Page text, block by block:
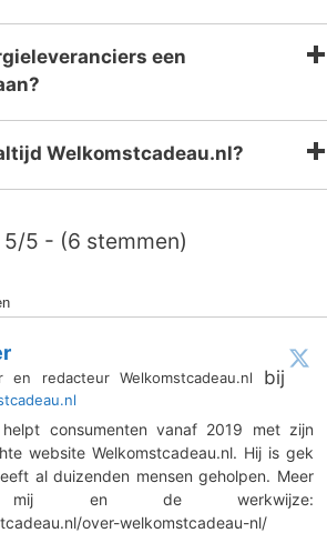
een
Welkomstcadeau.nl?
5/5 - (6 stemmen)
en redacteur Welkomstcadeau.nl bij
helpt consumenten vanaf 2019 met zijn
website Welkomstcadeau.nl. Hij is gek
al duizenden mensen geholpen. Meer
en de werkwijze:
over-welkomstcadeau-nl/